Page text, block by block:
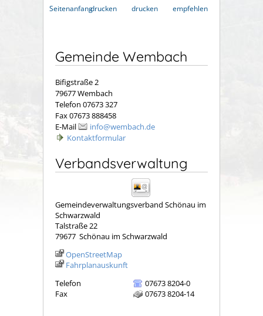
Seitenanfangdrucken
drucken
empfehlen
Gemeinde Wembach
Bifigstraße 2
79677 Wembach
Telefon 07673 327
Fax 07673 888458
E-Mail
info@wembach.de
Kontaktformular
Verbandsverwaltung
Gemeindeverwaltungsverband Schönau im
Schwarzwald
Talstraße 22
79677 Schönau im Schwarzwald
OpenStreetMap
Fahrplanauskunft
Telefon
07673 8204-0
Fax
07673 8204-14